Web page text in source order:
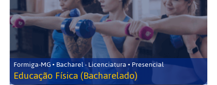
Formiga-MG • Bacharel - Licenciatura • Presencial
Educação Física (Bacharelado)